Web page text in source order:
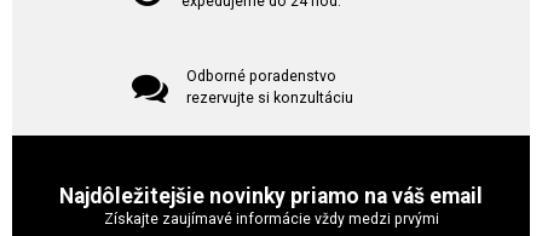
Odborné poradenstvo
rezervujte si konzultáciu
Najdôležitejšie novinky priamo na váš email
Získajte zaujímavé informácie vždy medzi prvými